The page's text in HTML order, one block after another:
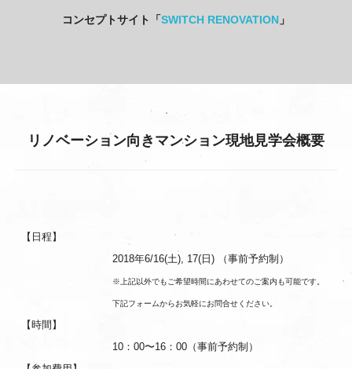
コンセプトサイト「SWITCH RENOVATION 」
リノベーション向きマンション現地見学会概要
【日程】
2018年6/16(土), 17(日) （事前予約制）
※上記以外でもご希望時間にあわせてのご案内も可能です。
下記フォームからお気軽にお問合せください。
【時間】
10：00〜16：00（事前予約制）